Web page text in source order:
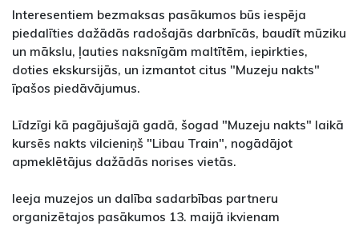
Interesentiem bezmaksas pasākumos būs iespēja
piedalīties dažādās radošajās darbnīcās, baudīt mūziku
un mākslu, ļauties naksnīgām maltītēm, iepirkties,
doties ekskursijās, un izmantot citus "Muzeju nakts"
īpašos piedāvājumus.
Līdzīgi kā pagājušajā gadā, šogad "Muzeju nakts" laikā
kursēs nakts vilcieniņš "Libau Train", nogādājot
apmeklētājus dažādās norises vietās.
Ieeja muzejos un dalība sadarbības partneru
organizētajos pasākumos 13. maijā ikvienam